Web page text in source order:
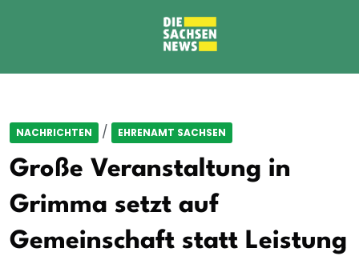
NACHRICHTEN / EHRENAMT SACHSEN
Große Veranstaltung in
Grimma setzt auf
Gemeinschaft statt Leistung